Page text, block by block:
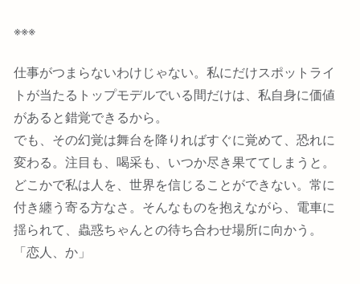
※※※
仕事がつまらないわけじゃない。私にだけスポットライ
トが当たるトップモデルでいる間だけは、私自身に価値
があると錯覚できるから。
でも、その幻覚は舞台を降りればすぐに覚めて、恐れに
変わる。注目も、喝采も、いつか尽き果ててしまうと。
どこかで私は人を、世界を信じることができない。常に
付き纏う寄る方なさ。そんなものを抱えながら、電車に
揺られて、蟲惑ちゃんとの待ち合わせ場所に向かう。
「恋人、か」